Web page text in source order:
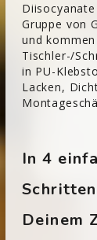
Gruppe von
und
Tischler-/
in PU-
Lacken,
In 4
Deinem